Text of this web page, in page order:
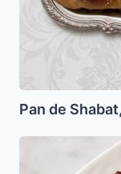
Pan de